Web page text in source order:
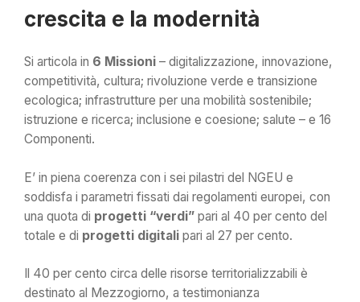
crescita e la modernità
Si articola in 6 Missioni – digitalizzazione, innovazione,
competitività, cultura; rivoluzione verde e transizione
ecologica; infrastrutture per una mobilità sostenibile;
istruzione e ricerca; inclusione e coesione; salute – e 16
Componenti.
E’ in piena coerenza con i sei pilastri del NGEU e
soddisfa i parametri fissati dai regolamenti europei, con
una quota di progetti “verdi” pari al 40 per cento del
totale e di progetti digitali pari al 27 per cento.
Il 40 per cento circa delle risorse territorializzabili è
destinato al Mezzogiorno, a testimonianza